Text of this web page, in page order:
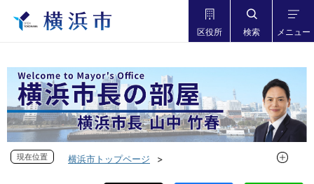
区役所 検索 メニュー
現在位置
横浜市トップページ
現在位